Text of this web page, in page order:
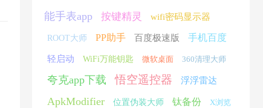
能手表app
按键精灵 wifi密码显示器
ROOT大师 PP助手 百度极速版 手机百度
轻启动 WiFi万能钥匙 微软桌面 360清理大师
夸克app下载 悟空遥控器 浮浮雷达
ApkModifier 位置伪装大师 钛备份 X浏览